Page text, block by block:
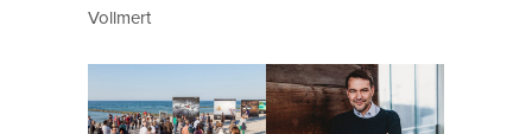
Vollmert